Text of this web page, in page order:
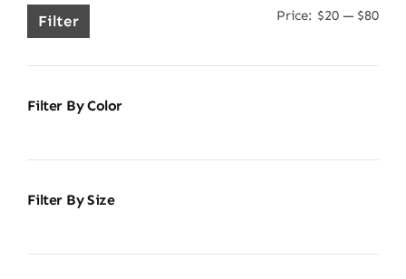
Min
Filter Price: $20— $80
Filter By Color
Filter By Size